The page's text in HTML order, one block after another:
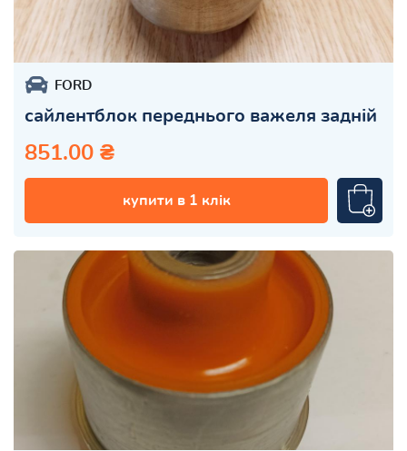
FORD
сайлентблок переднього важеля задній
851.00 ₴
купити в 1 клік